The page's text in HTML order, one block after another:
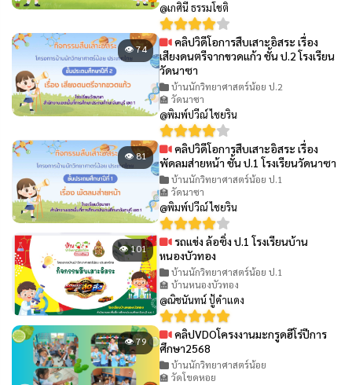
@เกศินี ธรรมโชติ
👁 74
คลิปวิดีโอการสืบเสาะอิสระ เรื่อง
เสียงดนตรีจากขวดแก้ว ชั้น ป.2 โรงเรียน
วัดนาซา
บ้านนักวิทยาศาสตร์น้อย ป.2
🏫 วัดนาซา
@พิมพ์ปวีณ์ ไชยริน
👁 81
คลิปวิดีโอการสืบเสาะอิสระ เรื่อง
พัดลมส่ายหน้า ชั้น ป.1 โรงเรียนวัดนาซา
บ้านนักวิทยาศาสตร์น้อย ป.1
🏫 วัดนาซา
@พิมพ์ปวีณ์ ไชยริน
👁 101
รถแข่ง ล้อซิ่ง ป.1 โรงเรียนบ้าน
หนองบัวทอง
บ้านนักวิทยาศาสตร์น้อย ป.1
🏫 บ้านหนองบัวทอง
@ณิชนันทน์ ปู้คำแดง
👁 79
คลิปVDOโครงงานมะกรูดฮีโร่ปีการ
ศึกษา2568
บ้านนักวิทยาศาสตร์น้อย
🏫 วัดโขดหอย